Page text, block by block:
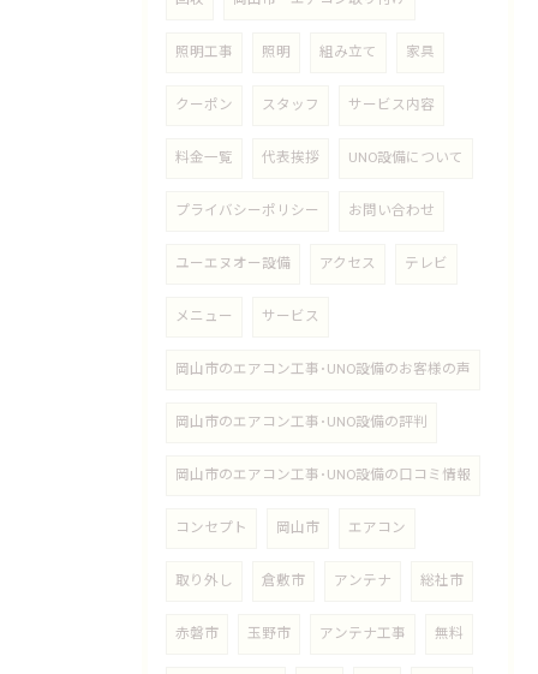
照明工事 照明 組み立て 家具
クーポン スタッフ サービス内容
料金一覧 代表挨拶 UNO設備について
プライバシーポリシー お問い合わせ
ユーエヌオー設備 アクセス テレビ
メニュー サービス
岡山市のエアコン工事･UNO設備のお客様の声
岡山市のエアコン工事･UNO設備の評判
岡山市のエアコン工事･UNO設備の口コミ情報
コンセプト 岡山市 エアコン
取り外し 倉敷市 アンテナ 総社市
赤磐市 玉野市 アンテナ工事 無料